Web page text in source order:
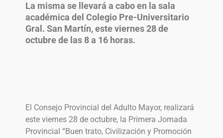
La misma se llevará a cabo en la sala
académica del Colegio Pre-Universitario
Gral. San Martín, este viernes 28 de
octubre de las 8 a 16 horas.
El Consejo Provincial del Adulto Mayor, realizará
este viernes 28 de octubre, la Primera Jornada
Provincial “Buen trato, Civilización y Promoción